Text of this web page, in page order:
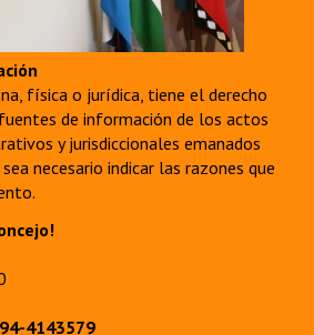
ORGÁNICA
física o jurídica, tiene el derecho
de información de los actos
y jurisdiccionales emanados
necesario indicar las razones que
4143579